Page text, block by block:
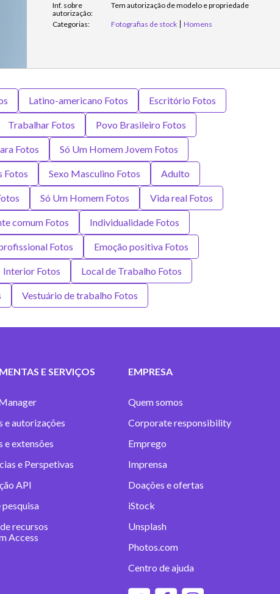
Inf. sobre
autorização:
Tem autorização de modelo e propriedade
Categorias: Fotografias de stock Homens
Latino-americano Fotos Escritório Fotos
Trabalhar Fotos Povo Brasileiro Fotos
Fotos Só Um Homem Jovem Fotos
Fotos Sexo Masculino Fotos Adulto
Só Um Homem Fotos Vida real Fotos
comum Fotos Individualidade Fotos
Fotos Emoção positiva Fotos
Interior Fotos Local de Trabalho Fotos
Vestuário de trabalho Fotos
E SERVIÇOS
e autorizações
e extensões
e Perspetivas
API
pesquisa
recursos
Access
EMPRESA
Quem somos
Corporate responsibility
Emprego
Imprensa
Doações e ofertas
iStock
Unsplash
Photos.com
Centro de ajuda